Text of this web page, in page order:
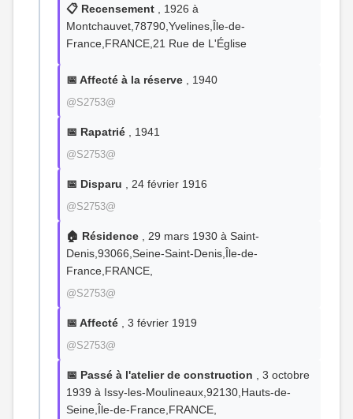
📋 Recensement , 1926 à
Montchauvet,78790,Yvelines,Île-de-
France,FRANCE,21 Rue de L'Église
📅 Affecté à la réserve , 1940
@S2753@
📅 Rapatrié , 1941
@S2753@
📅 Disparu , 24 février 1916
@S2753@
🏠 Résidence , 29 mars 1930 à Saint-
Denis,93066,Seine-Saint-Denis,Île-de-
France,FRANCE,
@S2753@
📅 Affecté , 3 février 1919
@S2753@
📅 Passé à l'atelier de construction , 3 octobre
1939 à Issy-les-Moulineaux,92130,Hauts-de-
Seine,Île-de-France,FRANCE,